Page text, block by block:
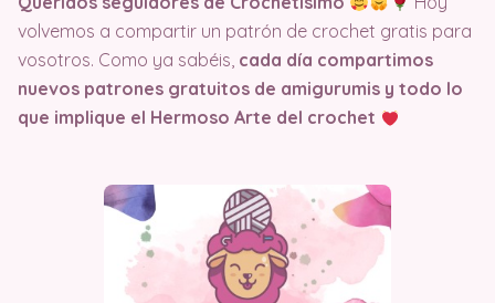
volvemos a compartir un patrón de crochet gratis para
vosotros. Como ya sabéis, cada día compartimos
nuevos patrones gratuitos de amigurumis y todo lo
que implique el Hermoso Arte del crochet